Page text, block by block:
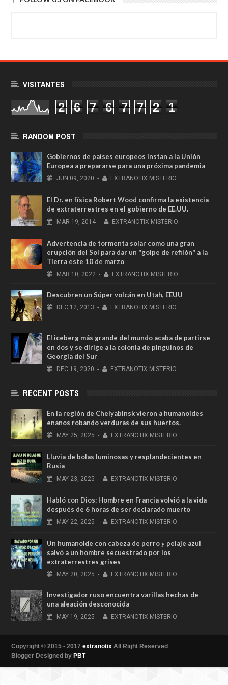
VISITANTES
2 6 7 6 7 7 2 1
RANDOM POST
Gobiernos de países europeos instan a la Unión
Europea a prepararse para una próxima pandemia
JUN 09, 2020 - EXTRANOTIX MISTERIO
El Dr. en física Robert Wood confirma la existencia
de extraterrestres en el gobierno de EE.UU.
MAR 19, 2014 - EXTRANOTIX MISTERIO
Advertencia de tormenta solar como una gran
erupción del Sol para dar un "golpe de refilón" a la
Tierra este 10 de marzo
MAR 10, 2022 - EXTRANOTIX MISTERIO
Descubren un Súper volcán en Utah, EEUU
DEC 12, 2013 - EXTRANOTIX MISTERIO
El iceberg más grande del mundo acaba de partirse
en dos y se dirige a la colonia de pingüinos de
Georgia del Sur
DEC 19, 2020 - EXTRANOTIX MISTERIO
RECENT POSTS
En la región de Chelyabinsk vieron a humanoides
enanos robando verduras de sus huertos.
MAY 25, 2025 - EXTRANOTIX MISTERIO
Lluvia de bolas luminosas y resplandecientes en
Rusia
MAY 23, 2025 - EXTRANOTIX MISTERIO
Habló con Dios: Hombre en Francia volvió a la vida
después de 6 horas de ser declarado muerto
MAY 22, 2025 - EXTRANOTIX MISTERIO
Un humanoide con cabeza de perro у pelaje azul
salvó a un hombre secuestrado por los
extraterrestres grises
MAY 20, 2025 - EXTRANOTIX MISTERIO
Investigador ruso encuentra varillas hechas de
una aleación desconocida
MAY 19, 2025 - EXTRANOTIX MISTERIO
Copyright © 2015 - 2017 extranotix All Right Reserved
Blogger Designed by PBT